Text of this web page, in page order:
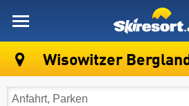
Wisowitzer Bergland